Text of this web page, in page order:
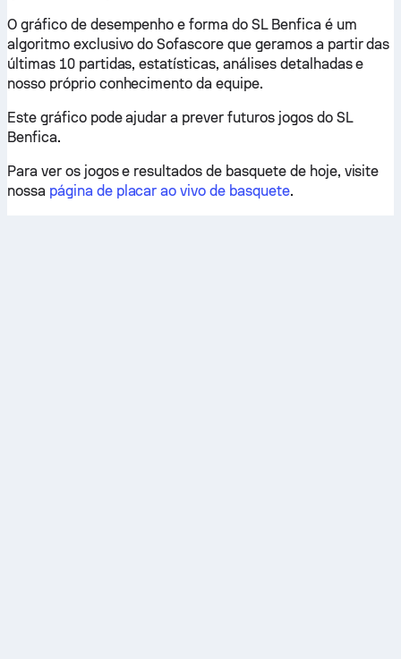
O gráfico de desempenho e forma do SL Benfica é um
algoritmo exclusivo do Sofascore que geramos a partir das
últimas 10 partidas, estatísticas, análises detalhadas e
nosso próprio conhecimento da equipe.
Este gráfico pode ajudar a prever futuros jogos do SL
Benfica.
Para ver os jogos e resultados de basquete de hoje, visite
nossa página de placar ao vivo de basquete.